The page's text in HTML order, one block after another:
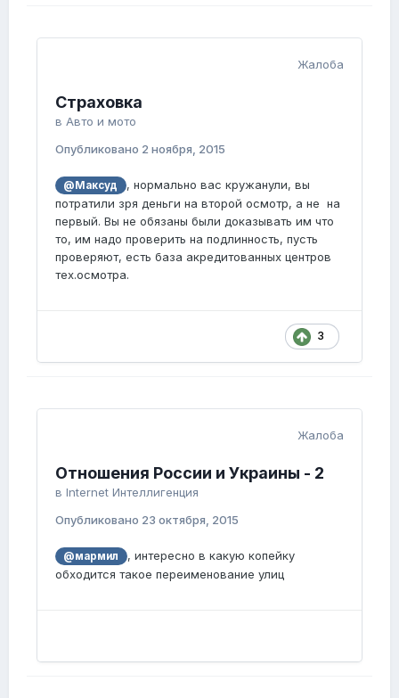
Жалоба
Страховка
в Авто и мото
Опубликовано 2 ноября, 2015
@Максуд
, нормально вас кружанули, вы
потратили зря деньги на второй осмотр, а не на
первый. Вы не обязаны были доказывать им что
то, им надо проверить на подлинность, пусть
проверяют, есть база акредитованных центров
тех.осмотра.
3
Жалоба
Отношения России и Украины - 2
в Internet Интеллигенция
Опубликовано 23 октября, 2015
@мармил
, интересно в какую копейку
обходится такое переименование улиц